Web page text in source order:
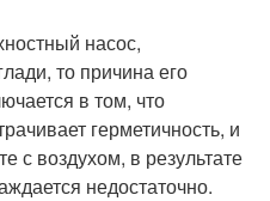
насос,
то причина его
в том, что
герметичность, и
с воздухом, в результате
недостаточно.